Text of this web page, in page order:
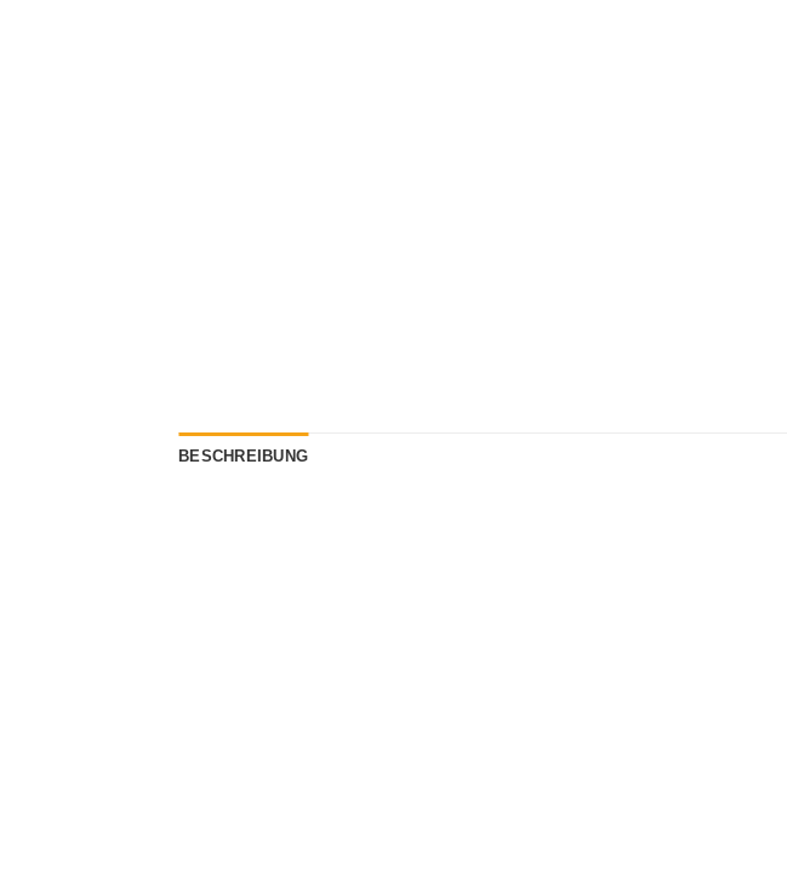
BESCHREIBUNG